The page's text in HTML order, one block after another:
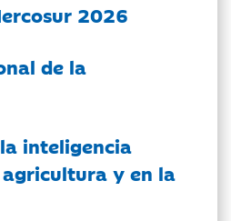
2026
de la
inteligencia
y en la